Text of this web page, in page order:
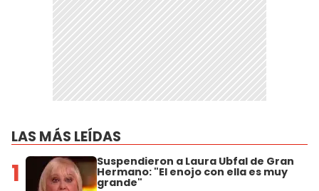
LAS MÁS LEÍDAS
1 Suspendieron a Laura Ubfal de Gran
Hermano: "El enojo con ella es muy
grande"